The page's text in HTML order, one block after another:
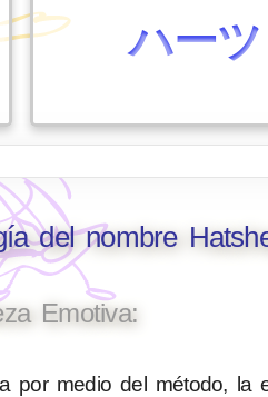
ハー
del nombre
Emotiva:
por medio del método, la